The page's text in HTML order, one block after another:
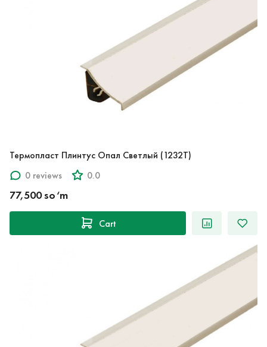
Термопласт Плинтус Опал Светлый (1232T)
0 reviews
0.0
77,500 so‘m
Cart